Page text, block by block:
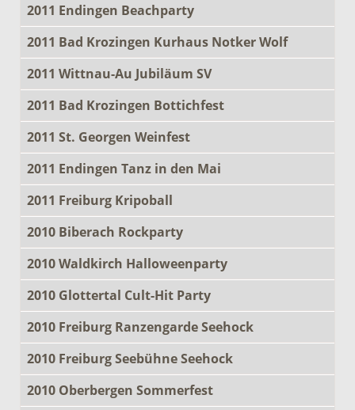
2011 Endingen Beachparty
2011 Bad Krozingen Kurhaus Notker Wolf
2011 Wittnau-Au Jubiläum SV
2011 Bad Krozingen Bottichfest
2011 St. Georgen Weinfest
2011 Endingen Tanz in den Mai
2011 Freiburg Kripoball
2010 Biberach Rockparty
2010 Waldkirch Halloweenparty
2010 Glottertal Cult-Hit Party
2010 Freiburg Ranzengarde Seehock
2010 Freiburg Seebühne Seehock
2010 Oberbergen Sommerfest